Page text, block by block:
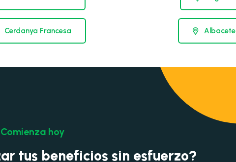
Cerdanya Francesa Albacete
Comienza hoy
tus beneficios sin esfuerzo?